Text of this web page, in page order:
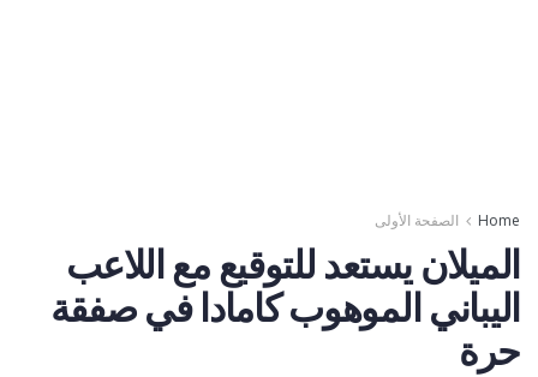
Home الصفحة الأولى
الميلان يستعد للتوقيع مع اللاعب
اليباني الموهوب كامادا في صفقة
حرة